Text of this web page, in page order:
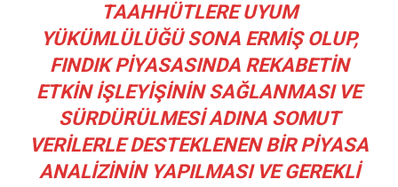
TAAHHÜTLERE UYUM
YÜKÜMLÜLÜĞÜ SONA ERMIŞ OLUP,
FINDIK PIYASASINDA REKABETIN
ETKIN IŞLEYIŞININ SAĞLANMASI VE
SÜRDÜRÜLMESI ADINA SOMUT
VERILERLE DESTEKLENEN BIR PIYASA
ANALIZININ YAPILMASI VE GEREKLI